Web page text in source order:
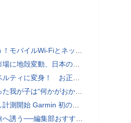
FiとネットHDD【PC-DIY 秋の陣】
動、日本のサプライヤーに影響も
お正月特別パッケージの注文受付開始
ン -夜哭-』本編映像解禁 母の絶叫顔うちわが全国の劇場に［ホラー通信］
トバンドを発売 10日間のロングバッテリーで手間いらず
部おすすめの7冊：WIRED BOOK GUIDE